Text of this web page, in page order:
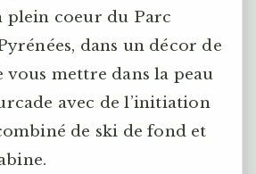
plein coeur du Parc
dans un décor de
vous mettre dans la peau
avec de l’initiation
de ski de fond et